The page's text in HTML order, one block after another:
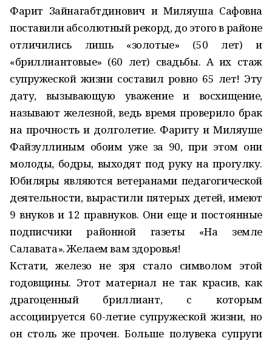
Фарит Зайнагабтдинович и Миляуша Сафовна
поставили абсолютный рекорд, до этого в районе
отличились лишь «золотые» (50 лет) и
«бриллиантовые» (60 лет) свадьбы. А их стаж
супружеской жизни составил ровно 65 лет! Эту
дату, вызывающую уважение и восхищение,
называют железной, ведь время проверило брак
на прочность и долголетие. Фариту и Миляуше
Файзуллиным обоим уже за 90, при этом они
молоды, бодры, выходят под руку на прогулку.
Юбиляры являются ветеранами педагогической
деятельности, вырастили пятерых детей, имеют
9 внуков и 12 правнуков. Они еще и постоянные
подписчики районной газеты «На земле
Салавата». Желаем вам здоровья!
Кстати, железо не зря стало символом этой
годовщины. Этот материал не так красив, как
драгоценный бриллиант, с которым
ассоциируется 60-летие супружеской жизни, но
он столь же прочен. Больше полувека супруги